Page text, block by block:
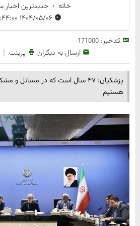
خانه
جدیدترین
۱۴۰۴/۰۵/۰۶ ۰۶:۴۴:۰۰
کدخبر:171000
ارسال به دیگران پرینت |
پزشکیان: ۴۷ سال است که در مسائل
هستیم